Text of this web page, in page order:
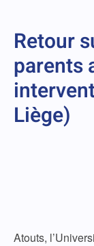
Retour
parents
Liège)
Atouts,